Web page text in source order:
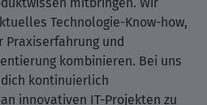
Technologie-Know-how,
Praxiserfahrung und
kombinieren. Bei uns
kontinuierlich
innovativen IT-Projekten zu